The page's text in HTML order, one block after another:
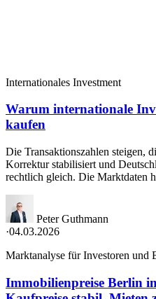
Internationales Investment
Warum internationale
kaufen
Die Transaktionszahlen steigen,
Korrektur stabilisiert und
rechtlich gleich. Die Marktdaten
Peter Guthmann
·04.03.2026
Marktanalyse für Investoren und
Immobilienpreise Berlin